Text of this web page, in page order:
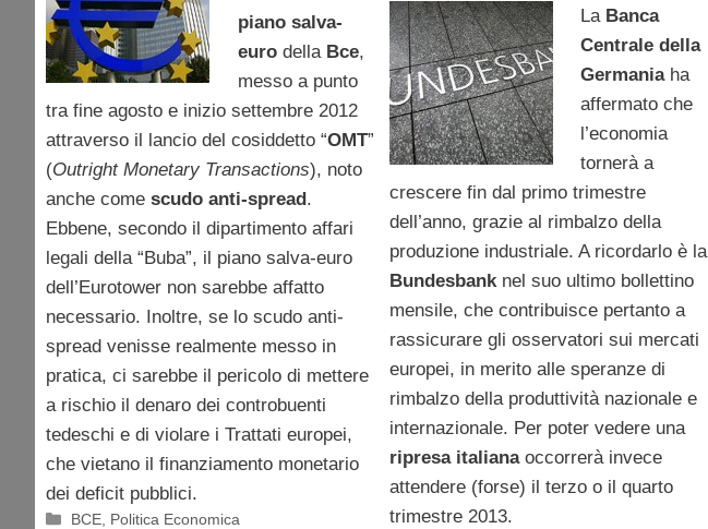
piano salva-
eurodella Bce,
messo a punto
tra fine agosto e inizio settembre 2012
attraverso il lancio del cosiddetto “OMT”
(Outright Monetary Transactions), noto
anche come scudo anti-spread.
Ebbene, secondo il dipartimento affari
legali della “Buba”, il piano salva-euro
dell’Eurotower non sarebbe affatto
necessario. Inoltre, se lo scudo anti-
spread venisse realmente messo in
pratica, ci sarebbe il pericolo di mettere
a rischio il denaro dei controbuenti
tedeschi e di violare i Trattati europei,
che vietano il finanziamento monetario
dei deficit pubblici.
Categorie
BCE Politica Economica
La Banca
Centrale della
Germaniaha
affermato che
l’economia
tornerà a
crescere fin dal primo trimestre
dell’anno, grazie al rimbalzo della
produzione industriale. A ricordarlo è la
Bundesbanknel suo ultimo bollettino
mensile, che contribuisce pertanto a
rassicurare gli osservatori sui mercati
europei, in merito alle speranze di
rimbalzo della produttività nazionale e
internazionale. Per poter vedere una
ripresa italianaoccorrerà invece
attendere (forse) il terzo o il quarto
trimestre 2013.